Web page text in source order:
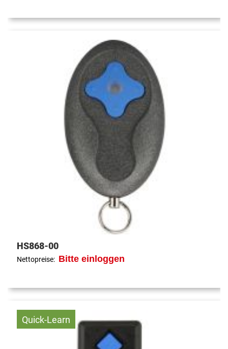
HS868-00
Nettopreise: Bitte einloggen
Quick-Learn